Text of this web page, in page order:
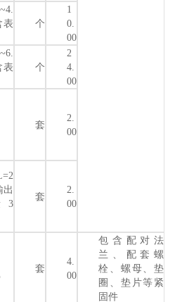
个
1
0.
00
个
2
4.
00
套
2.
00
3
套
2.
00
套
4.
00
包含配对法
兰、配套螺
栓、螺母、垫
圈、垫片等紧
固件